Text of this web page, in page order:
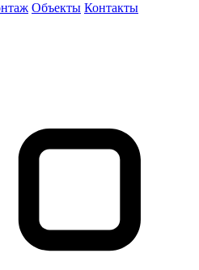
Объекты Контакты